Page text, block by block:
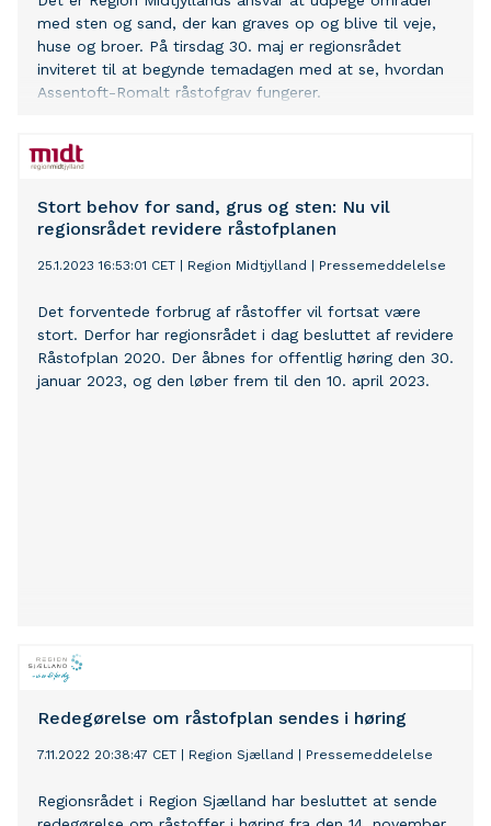
med sten og sand, der kan graves op og blive til veje,
huse og broer. På tirsdag 30. maj er regionsrådet
inviteret til at begynde temadagen med at se, hvordan
Assentoft-Romalt råstofgrav fungerer.
Stort behov for sand, grus og sten: Nu vil
regionsrådet revidere råstofplanen
25.1.2023 16:53:01 CET Region Midtjylland Pressemeddelelse
Det forventede forbrug af råstoffer vil fortsat være
stort. Derfor har regionsrådet i dag besluttet af revidere
Råstofplan 2020. Der åbnes for offentlig høring den 30.
januar 2023, og den løber frem til den 10. april 2023.
Redegørelse om råstofplan sendes i høring
7.11.2022 20:38:47 CET Region Sjælland Pressemeddelelse
Regionsrådet i Region Sjælland har besluttet at sende